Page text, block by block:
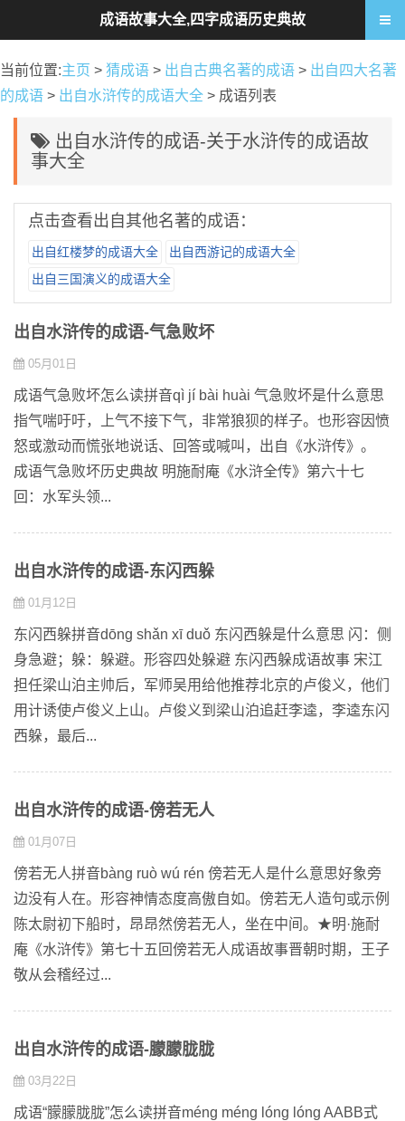
当前位置:主页 > 猜成语 > 出自古典名著的成语 > 出自四大名著
的成语 > 出自水浒传的成语大全 > 成语列表
出自水浒传的成语-关于水浒传的成语故
事大全
点击查看出自其他名著的成语：
出自红楼梦的成语大全
出自西游记的成语大全
出自三国演义的成语大全
出自水浒传的成语-气急败坏
05月01日
成语气急败坏怎么读拼音qì jí bài huài 气急败坏是什么意思
指气喘吁吁，上气不接下气，非常狼狈的样子。也形容因愤
怒或激动而慌张地说话、回答或喊叫，出自《水浒传》。
成语气急败坏历史典故 明施耐庵《水浒全传》第六十七
回：水军头领...
出自水浒传的成语-东闪西躲
01月12日
东闪西躲拼音dōng shǎn xī duǒ 东闪西躲是什么意思 闪：侧
身急避；躲：躲避。形容四处躲避 东闪西躲成语故事 宋江
担任梁山泊主帅后，军师吴用给他推荐北京的卢俊义，他们
用计诱使卢俊义上山。卢俊义到梁山泊追赶李逵，李逵东闪
西躲，最后...
出自水浒传的成语-傍若无人
01月07日
傍若无人拼音bàng ruò wú rén 傍若无人是什么意思好象旁
边没有人在。形容神情态度高傲自如。傍若无人造句或示例
陈太尉初下船时，昂昂然傍若无人，坐在中间。★明·施耐
庵《水浒传》第七十五回傍若无人成语故事晋朝时期，王子
敬从会稽经过...
出自水浒传的成语-朦朦胧胧
03月22日
成语“朦朦胧胧”怎么读拼音méng méng lóng lóng AABB式
成语故事大全,四字成语历史典故